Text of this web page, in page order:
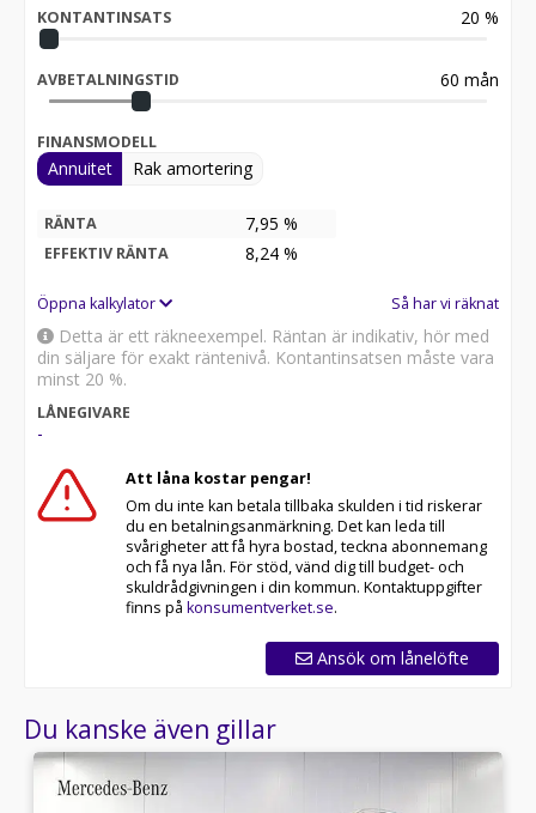
KONTANTINSATS 20 %
AVBETALNINGSTID 60 mån
FINANSMODELL
Annuitet Rak amortering
RÄNTA 7,95 %
EFFEKTIV RÄNTA 8,24 %
Öppna kalkylator Så har vi räknat
Detta är ett räkneexempel. Räntan är indikativ, hör med
din säljare för exakt räntenivå. Kontantinsatsen måste vara
minst 20 %.
LÅNEGIVARE
-
Att låna kostar pengar!
Om du inte kan betala tillbaka skulden i tid riskerar
du en betalningsanmärkning. Det kan leda till
svårigheter att få hyra bostad, teckna abonnemang
och få nya lån. För stöd, vänd dig till budget- och
skuldrådgivningen i din kommun. Kontaktuppgifter
finns på konsumentverket.se.
Ansök om lånelöfte
Du kanske även gillar